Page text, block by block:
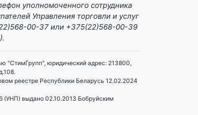
уполномоченного сотрудника
Управления торговли и услуг
00-37 или +375(22)568-00-39
"СтимГрупп", юридический адрес: 213800,
реестре Республики Беларусь 12.02.2024
(УНП) выдано 02.10.2013 Бобруйским